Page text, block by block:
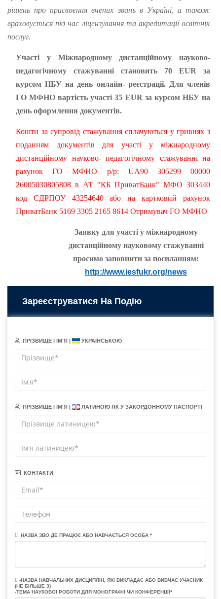
рішень про присвоєння вчених звань в Україні, а також
враховується під час ліцензування та акредитації освітніх
послуг.
Участі у Міжнародному дистанційному науково-
педагогічному стажуванні становить 70 EUR за
курсом НБУ на день онлайн- реєстрації. Для членів
ГО МФНО вартість участі 35 EUR за курсом НБУ на
день оформлення документів.
Кошти за супровід стажування сплачуються у гривнях з
поданням документів для участі у міжнародному
дистанційному науково- педагогічному стажуванні на
рахунок ГО МФНО р/р: UA90 305299 00000
26005030805808 в АТ "КБ ПриватБанк" МФО 303440
код ЄДРПОУ 43254640 або на картковий рахунок
ПриватБанк 5169 3305 2165 8614 Отримувач ГО МФНО
Заявку для участі у міжнародному
дистанційному науковому стажуванні
просимо заповнити за посиланням:
http://www.iesfukr.org/news
Зареєструватися На Подію
ПРІЗВИЩЕ І ІМ'Я | УКРАЇНСЬКОЮ
ПРІЗВИЩЕ І ІМ'Я | ЛАТИНОЮ ЯК У ЗАКОРДОННОМУ ПАСПОРТІ
КОНТАКТИ
НАЗВА ЗВО ДЕ ПРАЦЮЄ АБО НАВЧАЄТЬСЯ ОСОБА *
-НАЗВА НАВЧАЛЬНИХ ДИСЦИПЛІН, ЯКІ ВИКЛАДАЄ АБО ВИВЧАЄ УЧАСНИК
(НЕ БІЛЬШЕ 3)
-ТЕМА НАУКОВОЇ РОБОТИ ДЛЯ МОНОГРАФІЇ ЧИ КОНФЕРЕНЦІЇ*